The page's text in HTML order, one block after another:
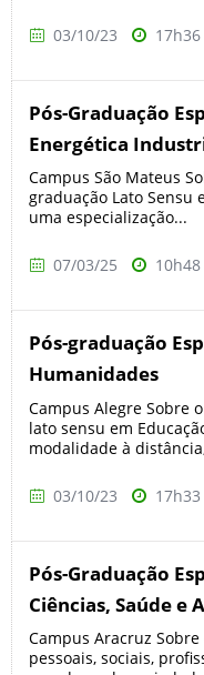
03/10/23 17h36
Pós-Graduação
Energética
Campus São Mateus
graduação Lato Sensu
uma especialização...
07/03/25 10h48
Pós-graduação
Humanidades
Campus Alegre Sobre
lato sensu em
modalidade à
03/10/23 17h33
Pós-Graduação
Ciências, Saúde e
Campus Aracruz
pessoais, sociais,